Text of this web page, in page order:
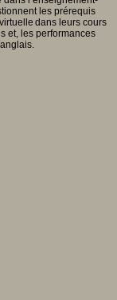
les prérequis
dans leurs cours
et, les performances